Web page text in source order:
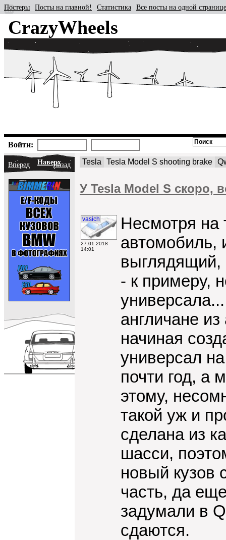
CrazyWheels
Постеры Посты на главной! Статистика Все посты на одной странице
Войти:
Вперед НаверхНазад Tesla Tesla Model S shooting brake
У Tesla Model S скоро,
vasich
27.01.2018
14:01
Несмотря на
автомобиль,
выглядящий,
- к примеру,
англичане
начиная
универсал
почти год, а
этому,
такой уж и
сделана из
шасси,
новый кузов
часть, да
задумали в
сдаются.